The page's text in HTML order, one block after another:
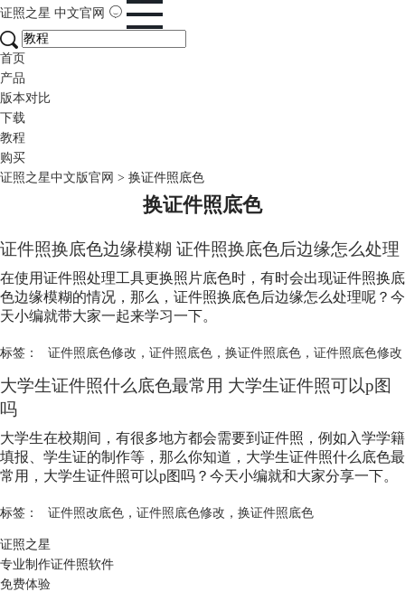
证照之星 中文官网
首页
产品
版本对比
下载
教程
购买
证照之星中文版官网 > 换证件照底色
换证件照底色
证件照换底色边缘模糊 证件照换底色后边缘怎么处理
在使用证件照处理工具更换照片底色时，有时会出现证件照换底
色边缘模糊的情况，那么，证件照换底色后边缘怎么处理呢？今
天小编就带大家一起来学习一下。
标签： 证件照底色修改 ， 证件照底色， 换证件照底色， 证件照底色修改
大学生证件照什么底色最常用 大学生证件照可以p图
吗
大学生在校期间，有很多地方都会需要到证件照，例如入学学籍
填报、学生证的制作等，那么你知道，大学生证件照什么底色最
常用，大学生证件照可以p图吗？今天小编就和大家分享一下。
标签： 证件照改底色， 证件照底色修改 ， 换证件照底色
证照之星
专业制作证件照软件
免费体验